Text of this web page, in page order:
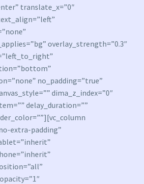
translate_x=”0″
overlay_strength=”0.3″
no_padding=”true”
dima_z_index=”0″
delay_duration=””
extra-padding”